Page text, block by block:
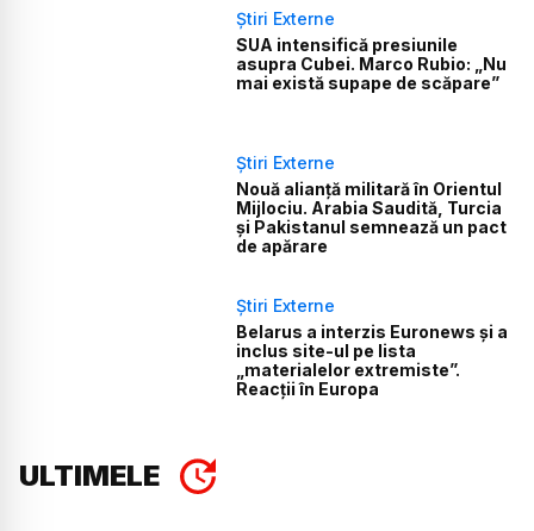
Știri Externe
SUA intensifică presiunile
asupra Cubei. Marco Rubio: „Nu
mai există supape de scăpare”
Știri Externe
Nouă alianță militară în Orientul
Mijlociu. Arabia Saudită, Turcia
și Pakistanul semnează un pact
de apărare
Știri Externe
Belarus a interzis Euronews și a
inclus site-ul pe lista
„materialelor extremiste”.
Reacții în Europa
ULTIMELE